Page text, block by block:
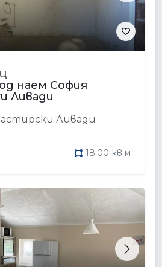
наем София
Ливади
Ливади
18.00 кв.м
Next